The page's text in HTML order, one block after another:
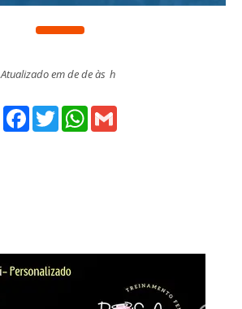
Atualizado em de de às h
Facebook
TwitterWhatsApp